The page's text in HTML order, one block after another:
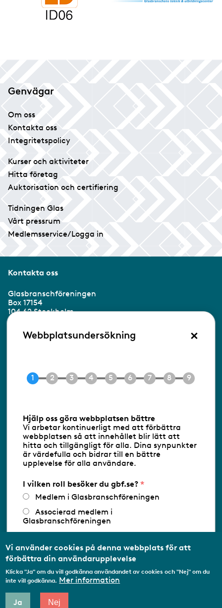
Genvägar
Om oss
Kontakta oss
Integritetspolicy
Kurser och aktiviteter
Hitta företag
Auktorisation och certifiering
Tidningen Glas
Vårt pressrum
Medlemsservice/Logga in
Kontakta oss
Glasbranschföreningen
Box 17154
104 62 Stockholm
Besöksadress:
Ringvägen 100
E-post info@gbf.se
Följ oss via RSS
Databasens namn:www.gbf.se-
Glasbranschföreningen AB - Ansvarig
utgivare: Sofia Wahlgren
Webbplatsundersökning ×
Hjälp oss göra webbplatsen bättre
Vi arbetar kontinuerligt med att förbättra
webbplatsen så att innehållet blir lätt att
hitta och tillgängligt för alla. Dina synpunkter
är värdefulla och bidrar till en bättre
upplevelse för alla användare.
I vilken roll besöker du gbf.se?
Medlem i Glasbranschföreningen
Associerad medlem i
Glasbranschföreningen
medlemsorganisation/Svenskt Näringsliv
Utbildningsaktör
Student
Annat...
Vi använder cookies på denna webbplats för att
förbättra din användarupplevelse
Klicka "Ja" om du vill godkänna användandet av cookies och "Nej" om du
inte vill godkänna. Mer information
Ja Nej